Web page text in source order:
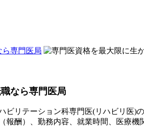
なら専門医局
ビリテーション科専門医(リハビリ医
報酬）、勤務内容、就業時間、医療機